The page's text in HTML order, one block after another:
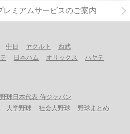
レミアムサービスのご案内
中日 ヤクルト
西武
日本ハム オリックス
ハヤテ
野球日本代表 侍ジャパン
大学野球 社会人野球 野球まとめ